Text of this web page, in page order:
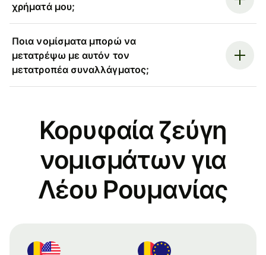
χρήματά μου;
Ποια νομίσματα μπορώ να
μετατρέψω με αυτόν τον
μετατροπέα συναλλάγματος;
Κορυφαία ζεύγη
νομισμάτων για
Λέου Ρουμανίας